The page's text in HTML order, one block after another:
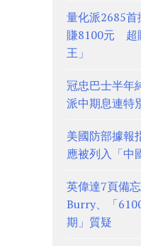
量化派2685
賺8100元 超
王」
冠忠巴士半年
派中期息連特
美國防部據報
應被列入「中
英偉達7頁備
Burry、「
期」質疑